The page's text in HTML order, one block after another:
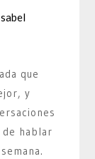
que
y
de hablar